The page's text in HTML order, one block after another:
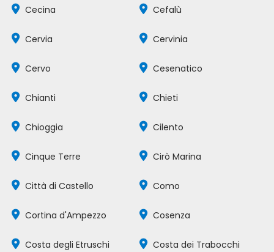
Cecina Cefalù
Cervia Cervinia
Cervo Cesenatico
Chianti Chieti
Chioggia Cilento
Cinque Terre Cirò Marina
Città di Castello Como
Cortina d'Ampezzo Cosenza
Costa degli Etruschi Costa dei Trabocchi